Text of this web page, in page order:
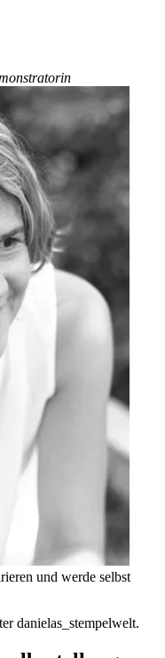
und werde selbst
danielas_stempelwelt.